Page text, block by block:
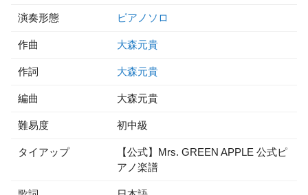
演奏形態 ピアノソロ
作曲 大森元貴
作詞 大森元貴
編曲 大森元貴
難易度 初中級
タイアップ
【公式】Mrs. GREEN APPLE 公式ピ
アノ楽譜